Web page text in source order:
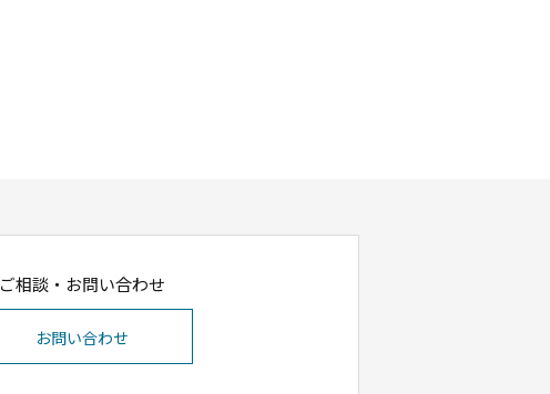
ご相談・お問い合わせ
お問い合わせ